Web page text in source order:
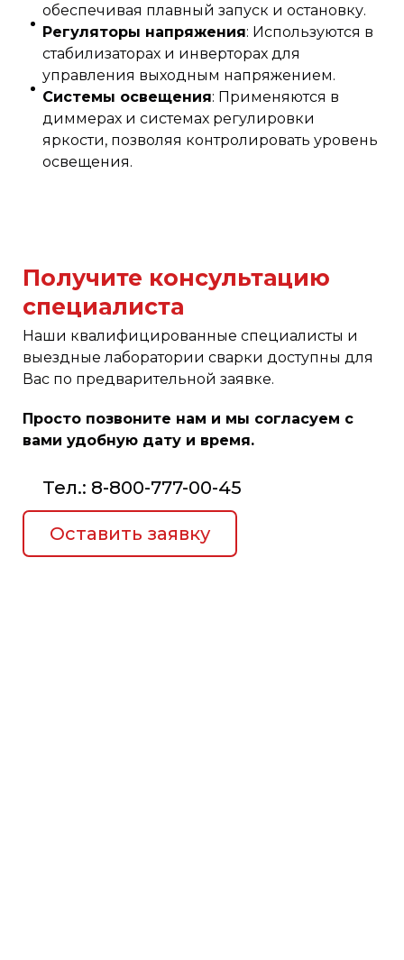
обеспечивая плавный запуск и остановку.
Регуляторы напряжения: Используются в
стабилизаторах и инверторах для
управления выходным напряжением.
Системы освещения: Применяются в
диммерах и системах регулировки
яркости, позволяя контролировать уровень
освещения.
Получите консультацию
специалиста
Наши квалифицированные специалисты и
выездные лаборатории сварки доступны для
Вас по предварительной заявке.
Просто позвоните нам и мы согласуем с
вами удобную дату и время.
Тел.: 8-800-777-00-45
Оставить заявку